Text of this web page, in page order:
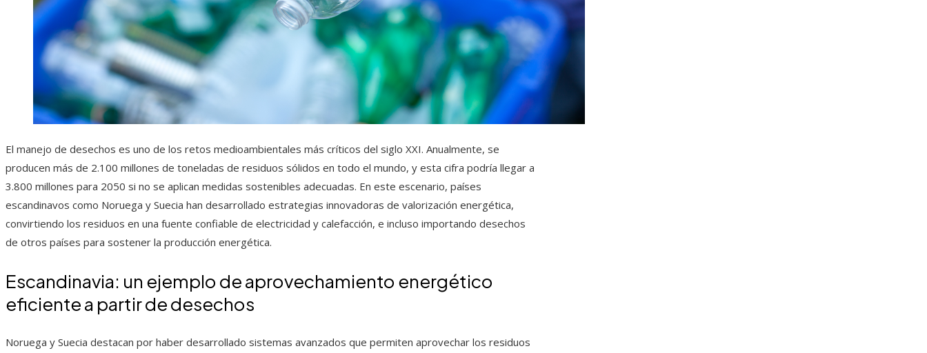
El manejo de desechos es uno de los retos medioambientales más críticos del siglo XXI. Anualmente, se
producen más de 2.100 millones de toneladas de residuos sólidos en todo el mundo, y esta cifra podría llegar a
3.800 millones para 2050 si no se aplican medidas sostenibles adecuadas. En este escenario, países
escandinavos como Noruega y Suecia han desarrollado estrategias innovadoras de valorización energética,
convirtiendo los residuos en una fuente confiable de electricidad y calefacción, e incluso importando desechos
de otros países para sostener la producción energética.
Escandinavia: un ejemplo de aprovechamiento energético
eficiente a partir de desechos
Noruega y Suecia destacan por haber desarrollado sistemas avanzados que permiten aprovechar los residuos